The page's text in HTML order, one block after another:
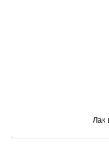
Лак